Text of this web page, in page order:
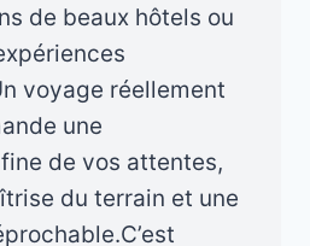
de beaux hôtels ou
voyage réellement
une
de vos attentes,
du terrain et une